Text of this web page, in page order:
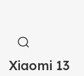
Xiaomi 13